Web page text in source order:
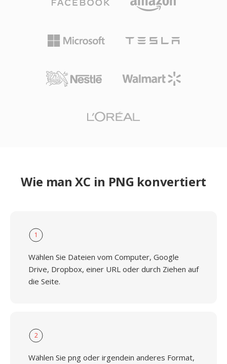
Wie man XC in PNG konvertiert
1
Wählen Sie Dateien vom Computer, Google
Drive, Dropbox, einer URL oder durch Ziehen auf
die Seite.
2
Wählen Sie png oder irgendein anderes Format,